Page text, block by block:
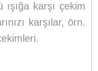
karşı çekim
karşılar, örn.